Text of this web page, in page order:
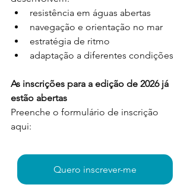
resistência em águas abertas
navegação e orientação no mar
estratégia de ritmo
adaptação a diferentes condições
As inscrições para a edição de 2026 já
estão abertas
Preenche o formulário de inscrição
aqui:
Quero inscrever-me